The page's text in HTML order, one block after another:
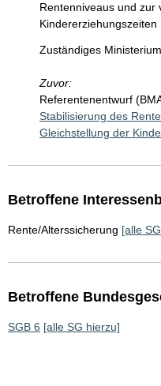
Rentenniveaus und zur
Kindererziehungszeiten
Zuständiges
Zuvor:
Referentenentwurf
Stabilisierung des
Gleichstellung der
Betroffene
Rente/Alterssicherung [alle
Betroffene
SGB 6 [alle SG hierzu]